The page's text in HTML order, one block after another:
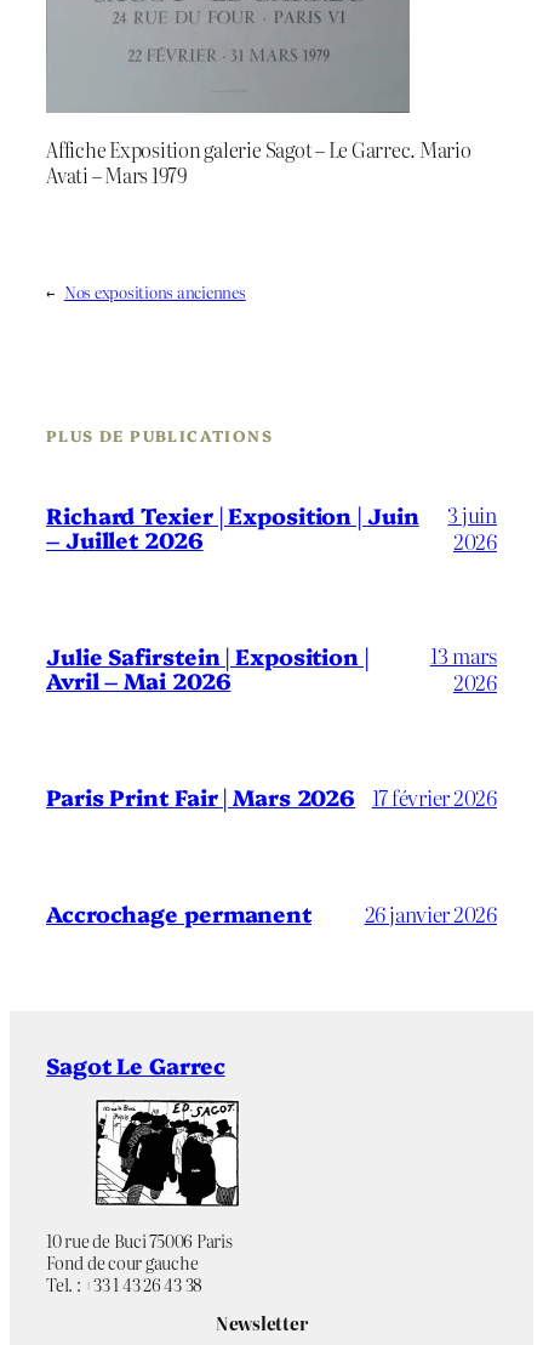
Affiche Exposition galerie Sagot – Le Garrec. Mario
Avati – Mars 1979
← Nos expositions anciennes
PLUS DE PUBLICATIONS
Richard Texier | Exposition | Juin
– Juillet 2026
3 juin
2026
Julie Safirstein | Exposition |
Avril – Mai 2026
13 mars
2026
Paris Print Fair | Mars 2026 17 février 2026
Accrochage permanent 26 janvier 2026
Sagot Le Garrec
10 rue de Buci 75006 Paris
Fond de cour gauche
Tel. : +33 1 43 26 43 38
Newsletter